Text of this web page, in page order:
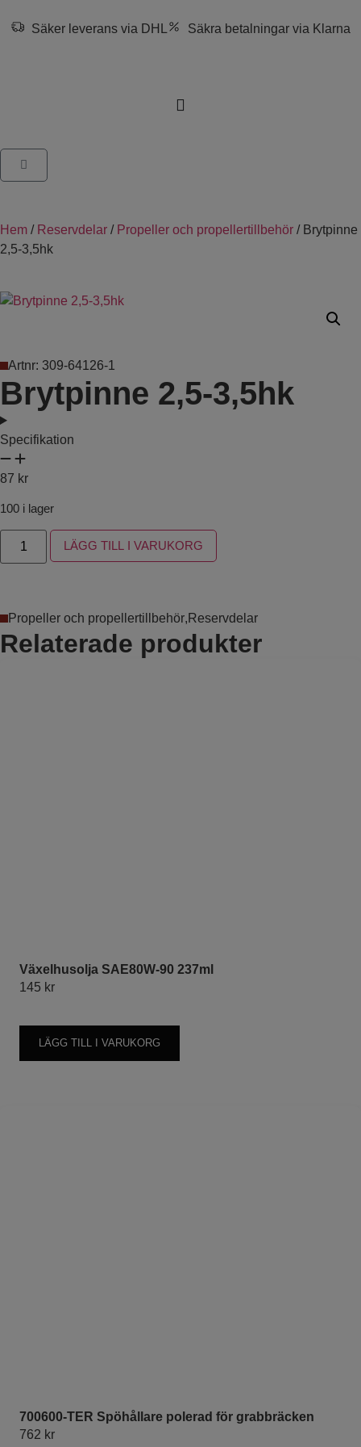
Säker leverans via DHL Säkra betalningar via Klarna
Hem / Reservdelar / Propeller och propellertillbehör / Brytpinne
2,5-3,5hk
Artnr: 309-64126-1
Brytpinne 2,5-3,5hk
Specifikation
87 kr
100 i lager
LÄGG TILL I VARUKORG
Propeller och propellertillbehör, Reservdelar
Relaterade produkter
Växelhusolja SAE80W-90 237ml
145 kr
LÄGG TILL I VARUKORG
700600-TER Spöhållare polerad för grabbräcken
762 kr